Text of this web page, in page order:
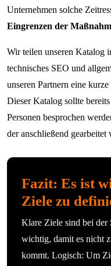
Unternehmen solche
Eingrenzen der
Wir teilen unseren Katalog
technisches SEO und
unseren Partnern eine
Dieser Katalog sollte
Personen besprochen
der anschließend gearbeitet
Fazit: Es ist
Ziele zu
Klare Ziele sind bei der
wichtig, damit es nicht
kommt. Logisch: Um